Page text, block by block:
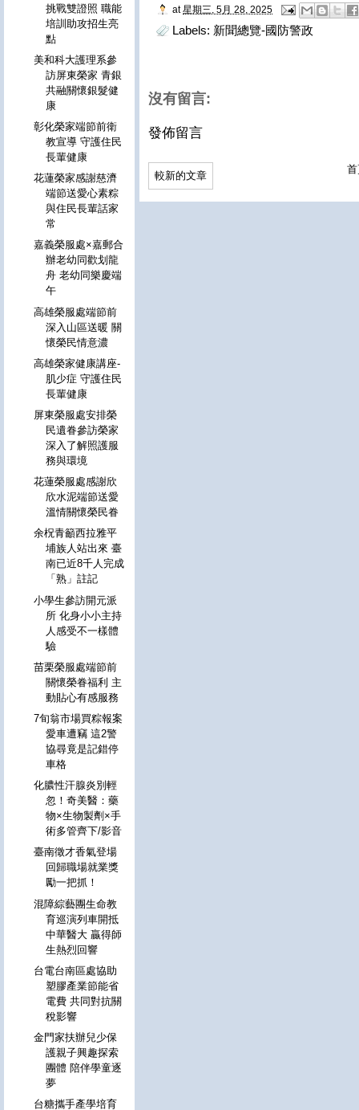
at 星期三, 5月 28, 2025
Labels: 新聞總覽-國防警政
沒有留言:
發佈留言
較新的文章
挑戰雙證照 職能
培訓助攻招生亮
點
美和科大護理系參
訪屏東榮家 青銀
共融關懷銀髮健
康
彰化榮家端節前衛
教宣導 守護住民
長輩健康
花蓮榮家感謝慈濟
端節送愛心素粽
與住民長輩話家
常
嘉義榮服處×嘉郵合
辦老幼同歡划龍
舟 老幼同樂慶端
午
高雄榮服處端節前
深入山區送暖 關
懷榮民情意濃
高雄榮家健康講座-
肌少症 守護住民
長輩健康
屏東榮服處安排榮
民遺眷參訪榮家
深入了解照護服
務與環境
花蓮榮服處感謝欣
欣水泥端節送愛
溫情關懷榮民眷
余柷青籲西拉雅平
埔族人站出來 臺
南已近8千人完成
「熟」註記
小學生參訪開元派
所 化身小小主持
人感受不一樣體
驗
苗栗榮服處端節前
關懷榮眷福利 主
動貼心有感服務
7旬翁市場買粽報案
愛車遭竊 這2警
協尋竟是記錯停
車格
化膿性汗腺炎別輕
忽！奇美醫：藥
物×生物製劑×手
術多管齊下/影音
臺南徵才香氣登場
回歸職場就業獎
勵一把抓！
混障綜藝團生命教
育巡演列車開抵
中華醫大 贏得師
生熱烈回響
台電台南區處協助
塑膠產業節能省
電費 共同對抗關
稅影響
金門家扶辦兒少保
護親子興趣探索
團體 陪伴學童逐
夢
台糖攜手產學培育